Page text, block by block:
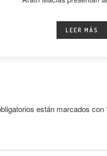
LEER MÁS
están marcados con